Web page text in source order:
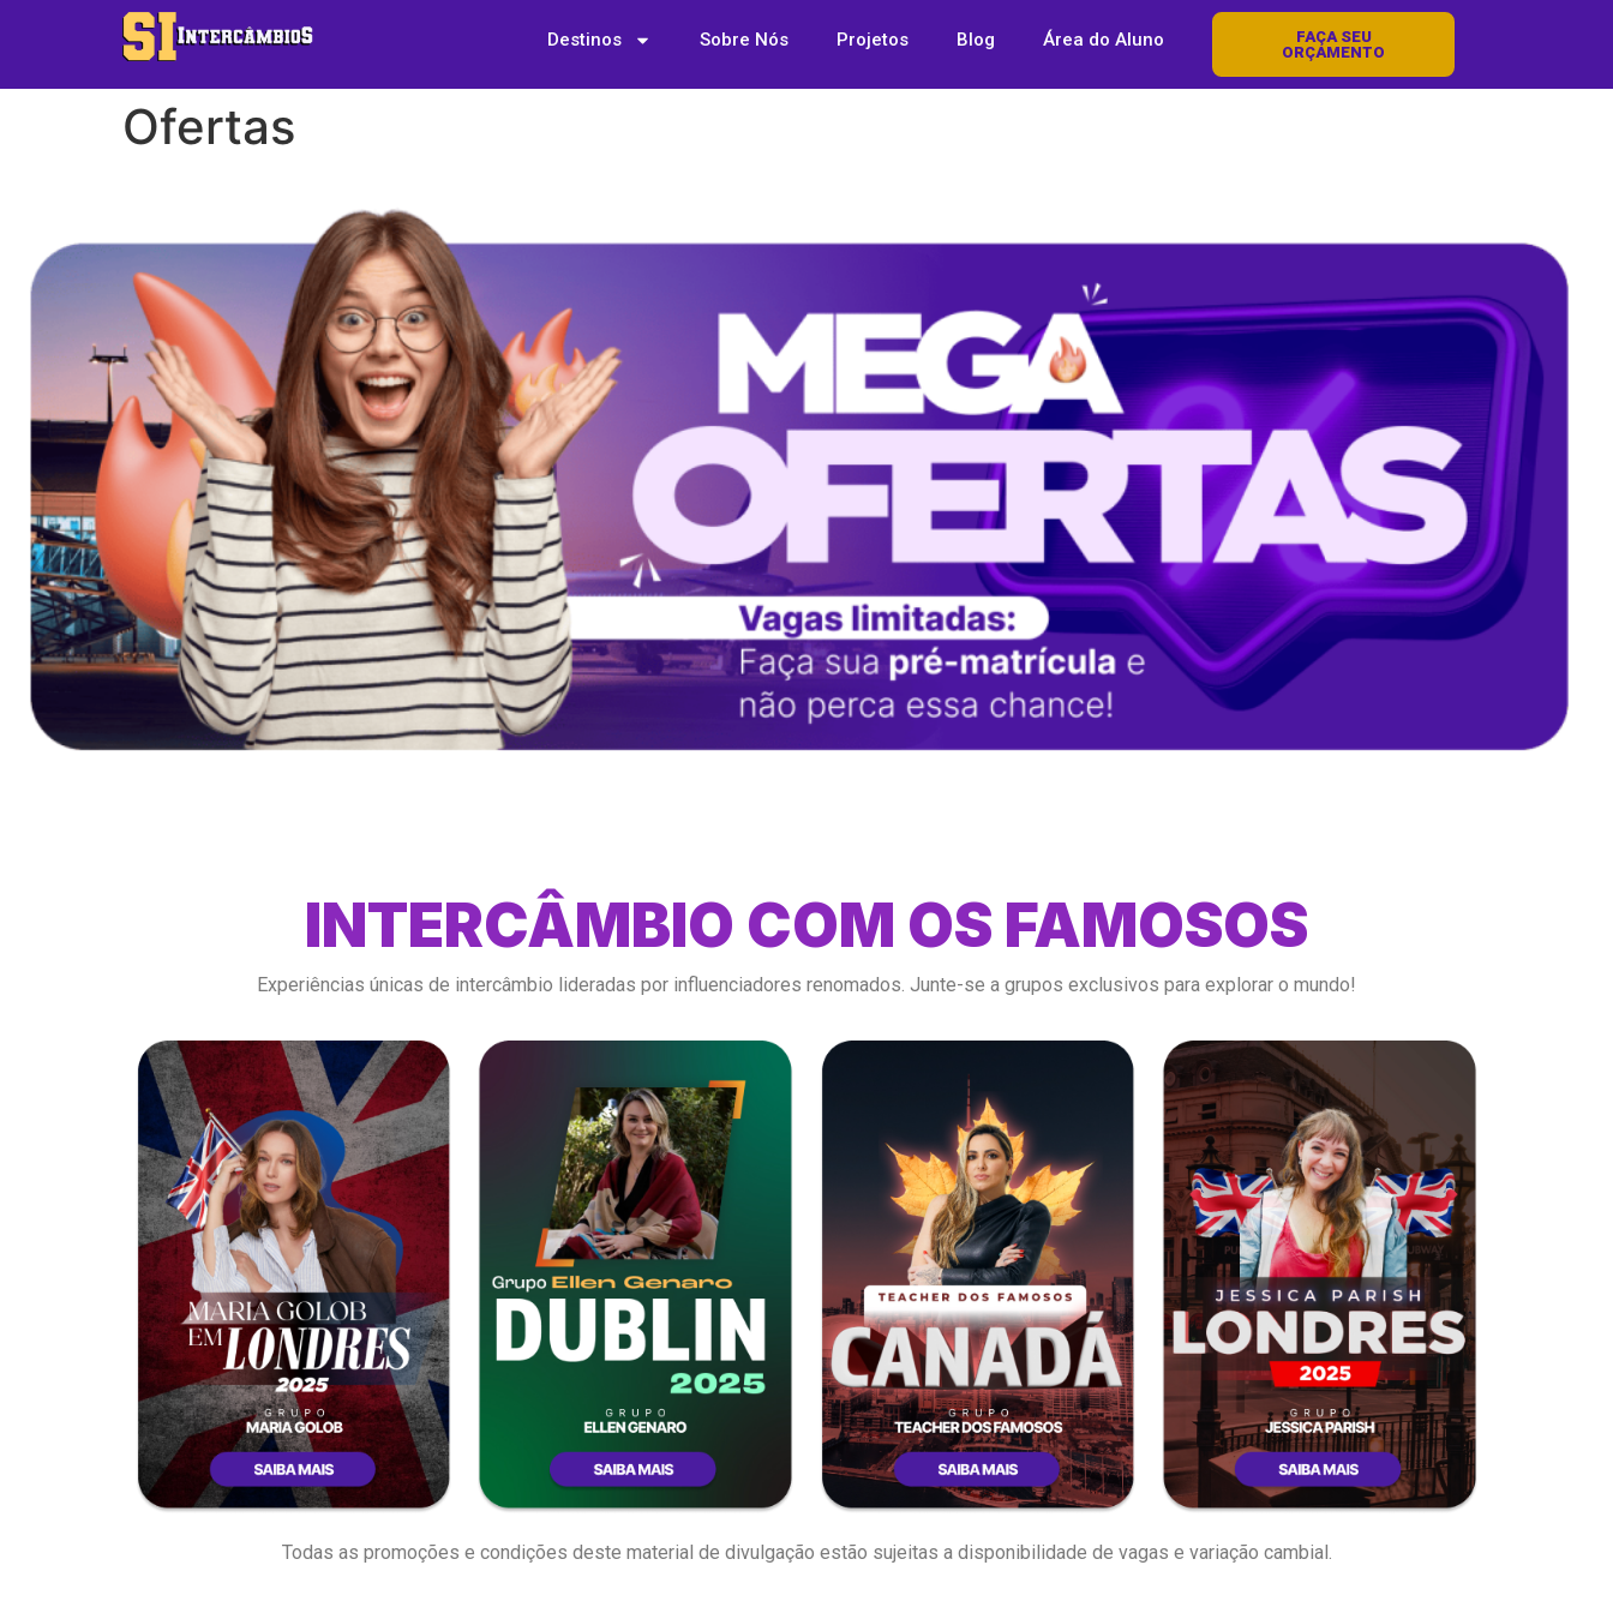
Destinos Sobre Nós Projetos Blog Área do Aluno
FAÇA SEU
ORÇAMENTO
Ofertas
INTERCÂMBIO COM OS FAMOSOS
Experiências únicas de intercâmbio lideradas por influenciadores renomados. Junte-se a grupos exclusivos para explorar o mundo!
Todas as promoções e condições deste material de divulgação estão sujeitas a disponibilidade de vagas e variação cambial.